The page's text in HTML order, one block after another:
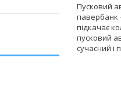
Пусковий
павербанк
підкачає
пусковий
сучасний і